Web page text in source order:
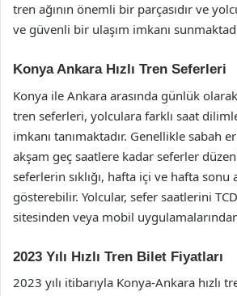
tren ağının önemli bir parçasıdır ve
ve güvenli bir ulaşım imkanı
Konya Ankara Hızlı Tren Seferleri
Konya ile Ankara arasında günlük
tren seferleri, yolculara farklı saat
imkanı tanımaktadır. Genellikle sabah
akşam geç saatlere kadar seferler
seferlerin sıklığı, hafta içi ve hafta sonu
gösterebilir. Yolcular, sefer saatlerini
sitesinden veya mobil
2023 Yılı Hızlı Tren Bilet Fiyatları
2023 yılı itibarıyla Konya-Ankara hızlı